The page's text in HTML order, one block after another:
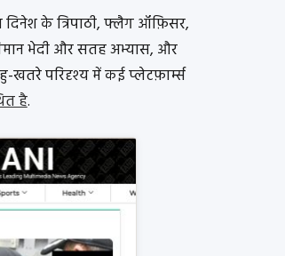
दिनेश के त्रिपाठी, फ्लैग ऑफ़िसर,
भेदी और सतह अभ्यास, और
परिदृश्य में कई प्लेटफ़ार्म्स
है.